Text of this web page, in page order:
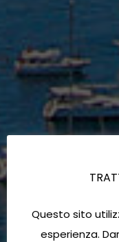
Questo sito
esperienza.